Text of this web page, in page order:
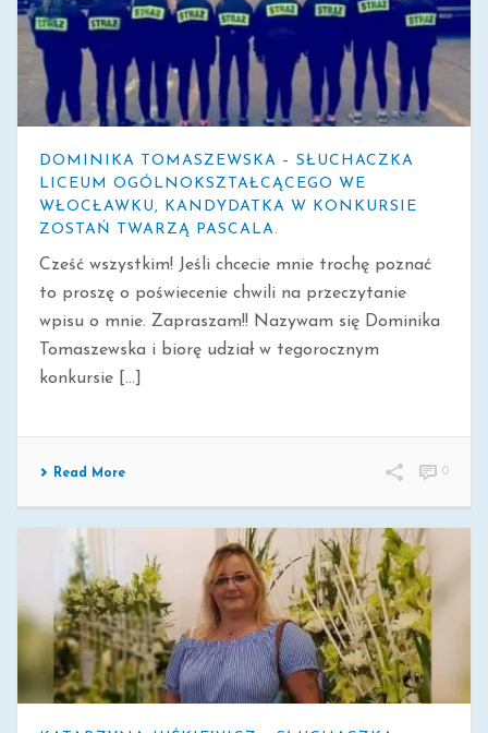
DOMINIKA TOMASZEWSKA – SŁUCHACZKA
LICEUM OGÓLNOKSZTAŁCĄCEGO WE
WŁOCŁAWKU, KANDYDATKA W KONKURSIE
ZOSTAŃ TWARZĄ PASCALA.
Cześć wszystkim! Jeśli chcecie mnie trochę poznać
to proszę o poświecenie chwili na przeczytanie
wpisu o mnie. Zapraszam!! Nazywam się Dominika
Tomaszewska i biorę udział w tegorocznym
konkursie [...]
Read More 0